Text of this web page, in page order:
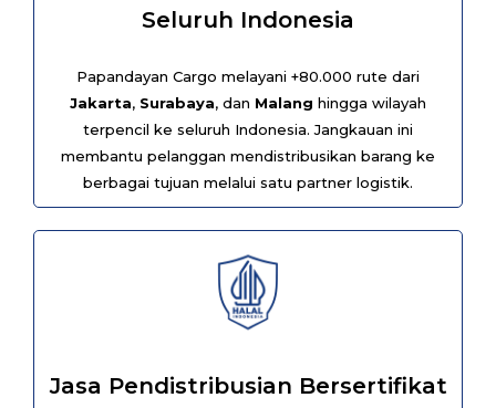
Seluruh Indonesia
Papandayan Cargo melayani +80.000 rute dari
Jakarta, Surabaya, dan Malang hingga wilayah
terpencil ke seluruh Indonesia. Jangkauan ini
membantu pelanggan mendistribusikan barang ke
berbagai tujuan melalui satu partner logistik.
Jasa Pendistribusian Bersertifikat